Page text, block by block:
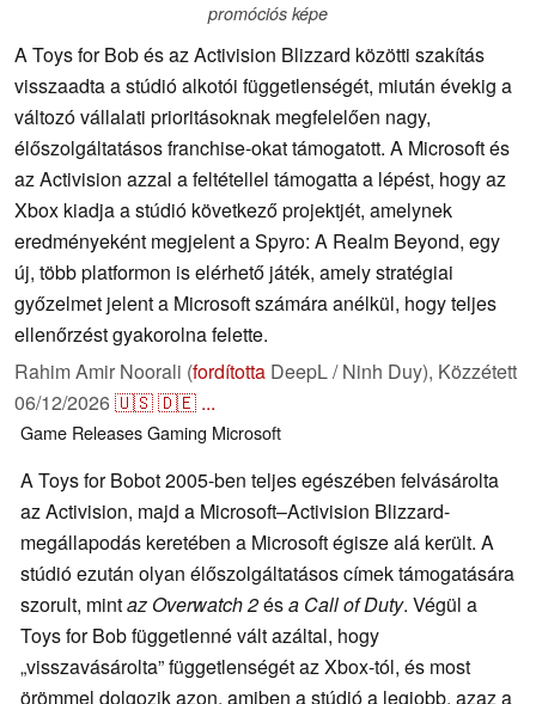
promóciós képe
A Toys for Bob és az Activision Blizzard közötti szakítás
visszaadta a stúdió alkotói függetlenségét, miután évekig a
változó vállalati prioritásoknak megfelelően nagy,
élőszolgáltatásos franchise-okat támogatott. A Microsoft és
az Activision azzal a feltétellel támogatta a lépést, hogy az
Xbox kiadja a stúdió következő projektjét, amelynek
eredményeként megjelent a Spyro: A Realm Beyond, egy
új, több platformon is elérhető játék, amely stratégiai
győzelmet jelent a Microsoft számára anélkül, hogy teljes
ellenőrzést gyakorolna felette.
Rahim Amir Noorali (fordította DeepL / Ninh Duy), Közzétett
06/12/2026🇺🇸🇩🇪 ...
Game ReleasesGaming Microsoft
A Toys for Bobot 2005-ben teljes egészében felvásárolta
az Activision, majd a Microsoft–Activision Blizzard-
megállapodás keretében a Microsoft égisze alá került. A
stúdió ezután olyan élőszolgáltatásos címek támogatására
szorult, mintaz Overwatch 2ésa Call of Duty. Végül a
Toys for Bob függetlenné vált azáltal, hogy
„visszavásárolta” függetlenségét az Xbox-tól, és most
örömmel dolgozik azon, amiben a stúdió a legjobb, azaz a